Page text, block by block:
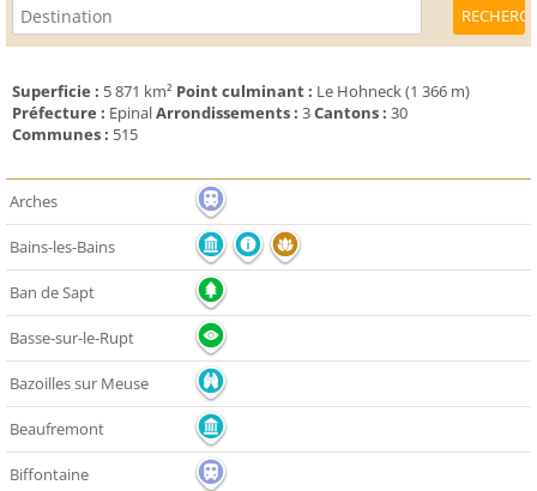
Superficie : 5 871 km² Point culminant : Le Hohneck (1 366 m)
Préfecture : EpinalArrondissements : 3Cantons : 30
Communes : 515
Arches
Bains-les-Bains
Ban de Sapt
Basse-sur-le-Rupt
Bazoilles sur Meuse
Beaufremont
Biffontaine